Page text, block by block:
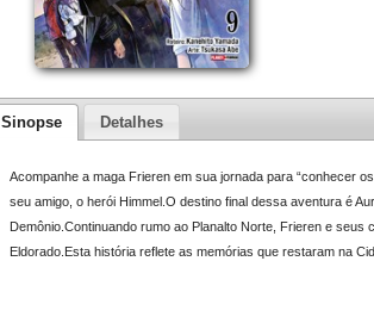
Sinopse Detalhes
Acompanhe a maga Frieren em sua jornada para “conhecer
seu amigo, o herói Himmel.O destino final dessa aventura é
Demônio.Continuando rumo ao Planalto Norte, Frieren e
Eldorado.Esta história reflete as memórias que restaram na